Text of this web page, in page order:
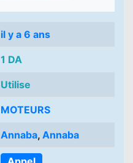
il y a 6 ans
1 DA
Utilise
MOTEURS
Annaba, Annaba